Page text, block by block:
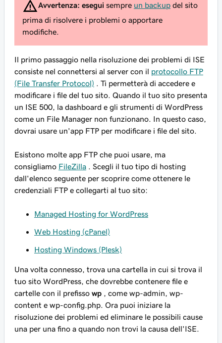
Avvertenza: esegui sempre un backup del sito
prima di risolvere i problemi o apportare
modifiche.
Il primo passaggio nella risoluzione dei problemi di ISE
consiste nel connettersi al server con il protocollo FTP
(File Transfer Protocol) . Ti permetterà di accedere e
modificare i file del tuo sito. Quando il tuo sito presenta
un ISE 500, la dashboard e gli strumenti di WordPress
come un File Manager non funzionano. In questo caso,
dovrai usare un'app FTP per modificare i file del sito.
Esistono molte app FTP che puoi usare, ma
consigliamo FileZilla . Scegli il tuo tipo di hosting
dall'elenco seguente per scoprire come ottenere le
credenziali FTP e collegarti al tuo sito:
Managed Hosting for WordPress
Web Hosting (cPanel)
Hosting Windows (Plesk)
Una volta connesso, trova una cartella in cui si trova il
tuo sito WordPress, che dovrebbe contenere file e
cartelle con il prefisso wp , come wp-admin, wp-
content e wp-config.php. Ora puoi iniziare la
risoluzione dei problemi ed eliminare le possibili cause
una per una fino a quando non trovi la causa dell'ISE.